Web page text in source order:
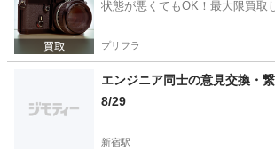
状態が悪くてもOK！最大限買取
プリフラ
エンジニア同士の意見交換・
8/29
新宿駅